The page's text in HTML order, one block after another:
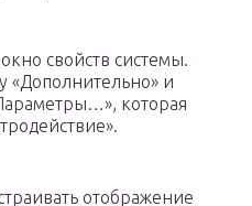
свойств системы.
«Дополнительно» и
которая
отображение